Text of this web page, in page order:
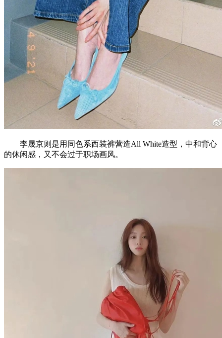
李晟京则是用同色系西装裤营造All White造型，中和背心
的休闲感，又不会过于职场画风。